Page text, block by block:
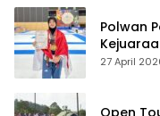
Polwan
Jepang
27 April
Open